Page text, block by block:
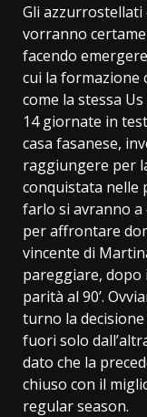
Gli azzurrostellati
vorranno
facendo
cui la formazione
come la stessa
14 giornate in
casa fasanese,
raggiungere per
conquistata nelle
farlo si avranno
per affrontare
vincente di
pareggiare, dopo
parità al 90’.
turno la
fuori solo
dato che la
chiuso con il
regular season.